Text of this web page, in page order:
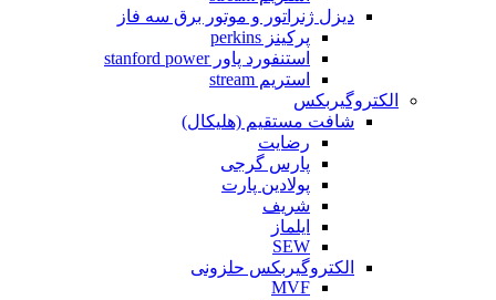
دیزل ژنراتور و موتور برق سه فاز
پرکینز perkins
استنفورد پاور stanford power
استریم stream
الکتروگیربکس
شافت مستقیم (هلیکال)
رضایت
پارس گرجی
پولادین پارت
شریف
ایلماز
SEW
الکتروگیربکس حلزونی
MVF